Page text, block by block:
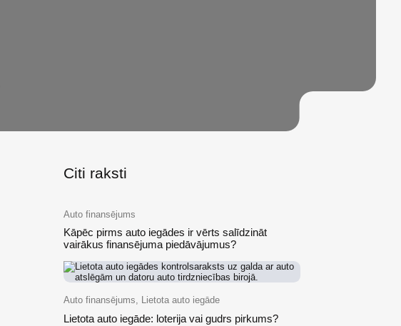
Citi raksti
Auto finansējums
Kāpēc pirms auto iegādes ir vērts salīdzināt
vairākus finansējuma piedāvājumus?
Auto finansējums, Lietota auto iegāde
Lietota auto iegāde: loterija vai gudrs pirkums?